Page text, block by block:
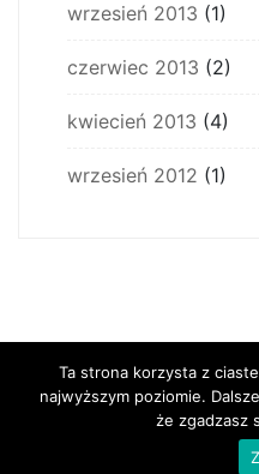
wrzesień 2013 (1)
czerwiec 2013 (2)
kwiecień 2013 (4)
wrzesień 2012 (1)
Ta strona korzysta z
najwyższym poziomie.
że zgadzasz